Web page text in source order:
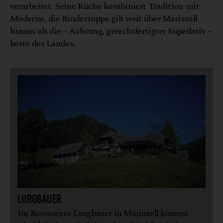
verarbeitet. Seine Küche kombiniert Tradition mit
Moderne, die Rindersuppe gilt weit über Mariazell
hinaus als die – Achtung, gerechtfertigter Superlativ –
beste des Landes.
LURGBAUER
Im Restaurant Lurgbauer in Mariazell kommt